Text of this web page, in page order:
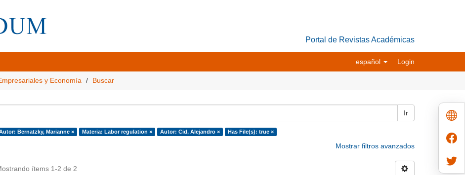
Portal de Revistas Académicas
español Login
y Economía Buscar
Ir
Bernatzky, Marianne × Materia: Labor regulation × Autor: Cid, Alejandro × Has File(s): true ×
Mostrar filtros avanzados
ítems 1-2 de 2